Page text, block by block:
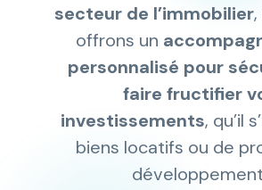
secteur de l’immobilier
offrons un
personnalisé pour
faire fructifier
investissements, qu’il
biens locatifs ou de